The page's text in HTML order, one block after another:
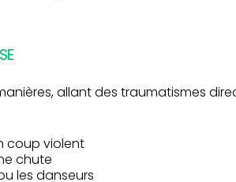
allant des traumatismes
coup violent
chute
les danseurs